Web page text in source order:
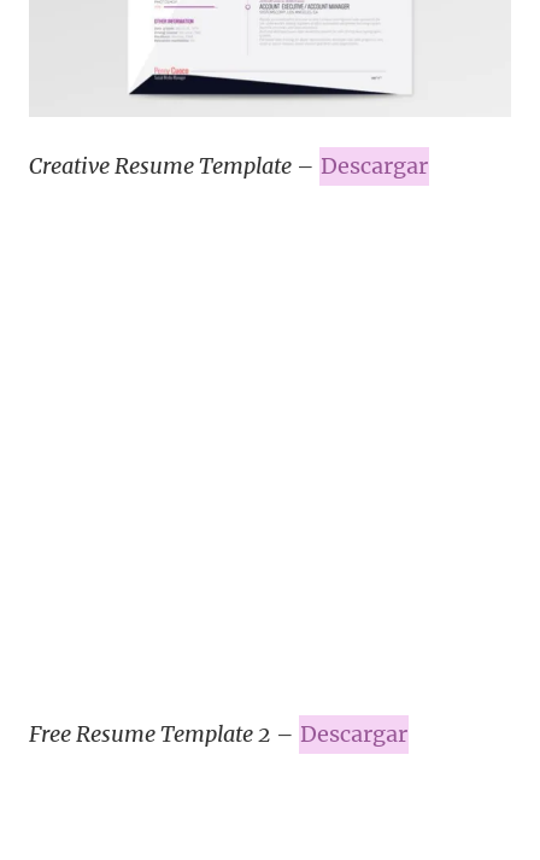
Creative Resume Template – Descargar
Free Resume Template 2 – Descargar